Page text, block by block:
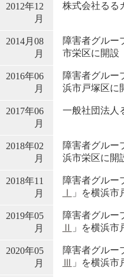
2012年12
月
株式会社るる
2014月08
月
障害者グルー
市栄区に開設
2016年06
月
障害者グルー
浜市戸塚区に
2017年06
月
一般社団法人
2018年02
月
障害者グルー
浜市栄区に開
2018年11
月
障害者グルー
Ⅰ
」を横浜市
2019年05
月
障害者グルー
Ⅱ
」を横浜市
2020年05
月
障害者グルー
Ⅲ 」を横浜市